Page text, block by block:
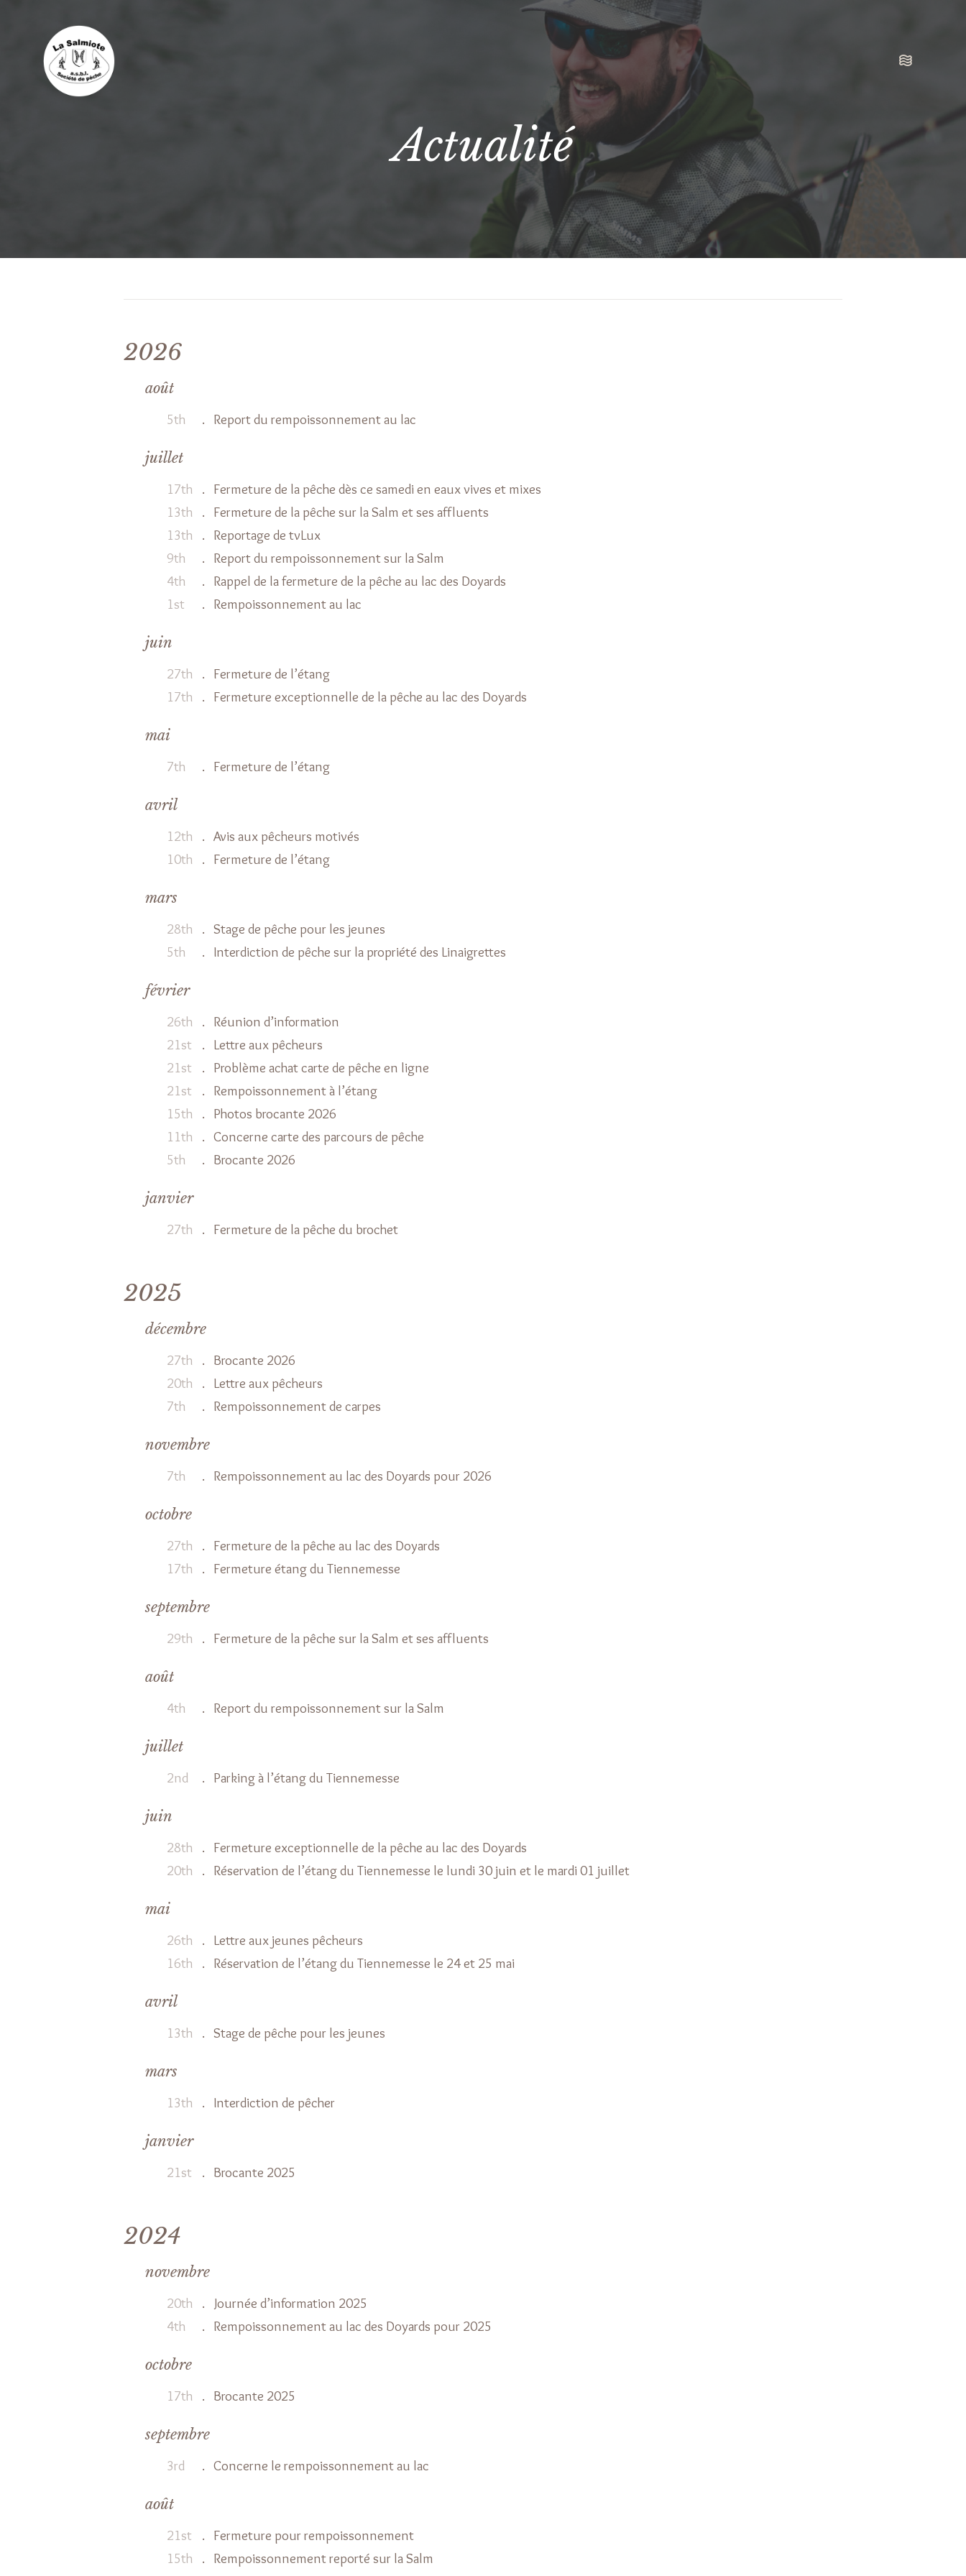
Actualité
2026
août
5th . Report du rempoissonnement au lac
juillet
17th .
Fermeture de la pêche dès ce samedi en eaux vives et mixes
13th
.
Fermeture de la pêche sur la Salm et ses affluents
13th
.
Reportage de tvLux
9th
.
Report du rempoissonnement sur la Salm
4th
.
Rappel de la fermeture de la pêche au lac des Doyards
1st
. Rempoissonnement au lac
juin
27th .
Fermeture de l’étang
17th
. Fermeture exceptionnelle de la pêche au lac des Doyards
mai
7th . Fermeture de l’étang
avril
12th . Avis aux pêcheurs motivés
10th
. Fermeture de l’étang
mars
28th . Stage de pêche pour les jeunes
5th
. Interdiction de pêche sur la propriété des Linaigrettes
février
26th .
Réunion d’information
21st
.
Lettre aux pêcheurs
21st
.
Problème achat carte de pêche en ligne
21st
.
Rempoissonnement à l’étang
15th
.
Photos brocante 2026
11th
. Concerne carte des parcours de pêche
5th
. Brocante 2026
janvier
27th . Fermeture de la pêche du brochet
2025
décembre
27th .
Brocante 2026
20th
.
Lettre aux pêcheurs
7th
. Rempoissonnement de carpes
novembre
7th . Rempoissonnement au lac des Doyards pour 2026
octobre
27th .
Fermeture de la pêche au lac des Doyards
17th
. Fermeture étang du Tiennemesse
septembre
29th . Fermeture de la pêche sur la Salm et ses affluents
août
4th . Report du rempoissonnement sur la Salm
juillet
2nd . Parking à l’étang du Tiennemesse
juin
28th .
Fermeture exceptionnelle de la pêche au lac des Doyards
20th
. Réservation de l’étang du Tiennemesse le lundi 30 juin et le mardi 01 juillet
mai
26th .
Lettre aux jeunes pêcheurs
16th
. Réservation de l’étang du Tiennemesse le 24 et 25 mai
avril
13th . Stage de pêche pour les jeunes
mars
13th . Interdiction de pêcher
janvier
21st . Brocante 2025
2024
novembre
20th .
Journée d’information 2025
4th
. Rempoissonnement au lac des Doyards pour 2025
octobre
17th . Brocante 2025
septembre
3rd . Concerne le rempoissonnement au lac
août
21st .
Fermeture pour rempoissonnement
15th
. Rempoissonnement reporté sur la Salm